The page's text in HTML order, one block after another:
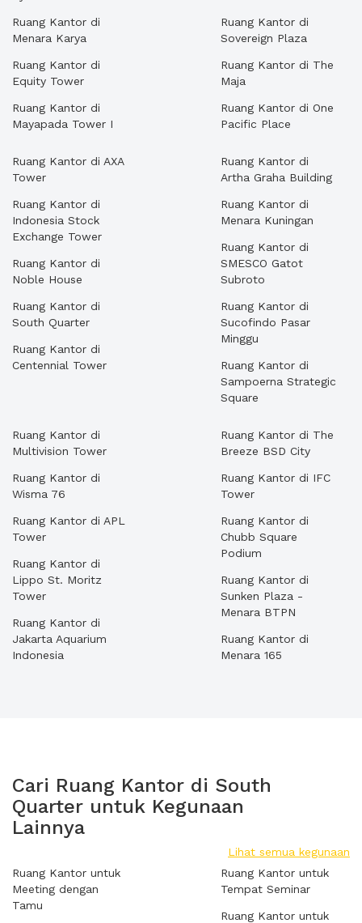
Ruang Kantor di
Menara Karya
Ruang Kantor di
Equity Tower
Ruang Kantor di
Mayapada Tower I
Ruang Kantor di
Sovereign Plaza
Ruang Kantor di The
Maja
Ruang Kantor di One
Pacific Place
Ruang Kantor di AXA
Tower
Ruang Kantor di
Indonesia Stock
Exchange Tower
Ruang Kantor di
Noble House
Ruang Kantor di
South Quarter
Ruang Kantor di
Centennial Tower
Ruang Kantor di
Artha Graha Building
Ruang Kantor di
Menara Kuningan
Ruang Kantor di
SMESCO Gatot
Subroto
Ruang Kantor di
Sucofindo Pasar
Minggu
Ruang Kantor di
Sampoerna Strategic
Square
Ruang Kantor di
Multivision Tower
Ruang Kantor di
Wisma 76
Ruang Kantor di APL
Tower
Ruang Kantor di
Lippo St. Moritz
Tower
Ruang Kantor di
Jakarta Aquarium
Indonesia
Ruang Kantor di The
Breeze BSD City
Ruang Kantor di IFC
Tower
Ruang Kantor di
Chubb Square
Podium
Ruang Kantor di
Sunken Plaza -
Menara BTPN
Ruang Kantor di
Menara 165
Cari Ruang Kantor di South
Quarter untuk Kegunaan
Lainnya
Lihat semua kegunaan
Ruang Kantor untuk
Meeting dengan
Tamu
Ruang Kantor untuk
Tempat Seminar
Ruang Kantor untuk